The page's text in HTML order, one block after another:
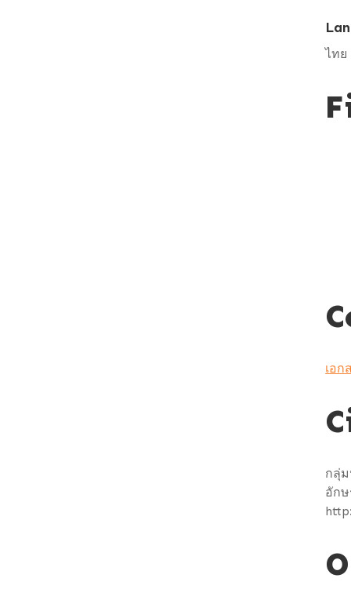
ไทย
เอ
กลุ่
อัก